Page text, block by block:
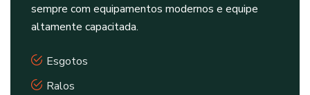
sempre com equipamentos modernos e equipe
altamente capacitada.
Esgotos
Ralos